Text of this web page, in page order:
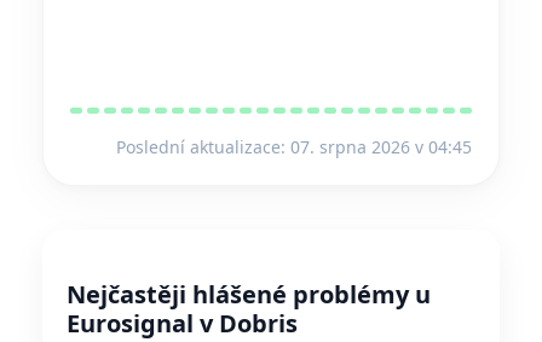
Poslední aktualizace: 07. srpna 2026 v 04:45
Nejčastěji hlášené problémy u
Eurosignal v Dobris